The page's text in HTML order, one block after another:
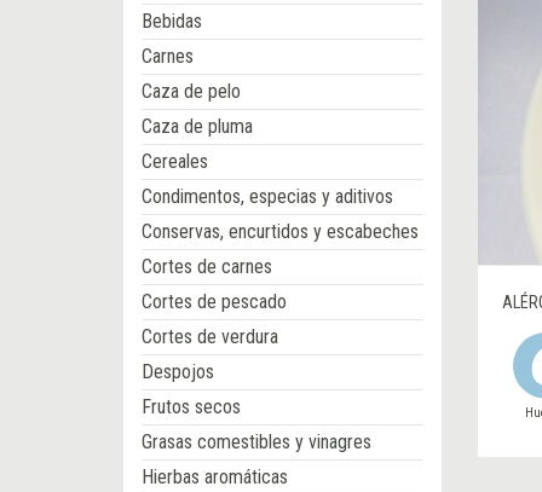
Bebidas
Carnes
Caza de pelo
Caza de pluma
Cereales
Condimentos, especias y aditivos
Conservas, encurtidos y escabeches
Cortes de carnes
Cortes de pescado
Cortes de verdura
Despojos
Frutos secos
Grasas comestibles y vinagres
Hierbas aromáticas